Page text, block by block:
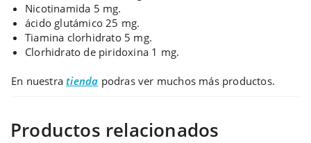
Nicotinamida 5 mg.
ácido glutámico 25 mg.
Tiamina clorhidrato 5 mg.
Clorhidrato de piridoxina 1 mg.
En nuestra tienda podras ver muchos más productos.
Productos relacionados